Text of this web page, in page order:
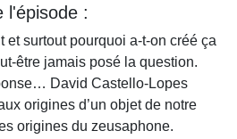
l'épisode :
et surtout pourquoi a-t-on créé ça
être jamais posé la question.
David Castello-Lopes
origines d’un objet de notre
origines du zeusaphone.